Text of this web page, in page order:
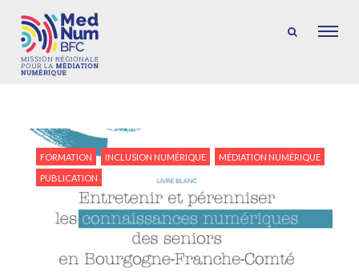
FORMATION INCLUSION NUMÉRIQUE
MÉDIATION NUMÉRIQUE
PUBLICATION